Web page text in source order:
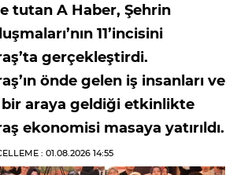
tutan A Haber, Şehrin
11’incisini
gerçekleştirdi.
önde gelen iş insanları ve
araya geldiği etkinlikte
ekonomisi masaya yatırıldı.
: 01.08.2026 14:55